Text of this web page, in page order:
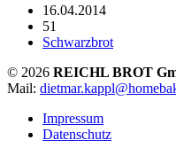
16.04.2014
51
Schwarzbrot
© 2026 REICHL BROT
Mail:
Impressum
Datenschutz